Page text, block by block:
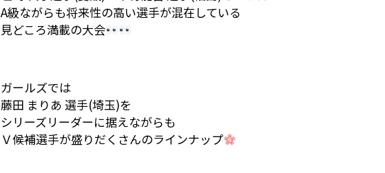
A級ながらも将来性の高い選手が混在している
見どころ満載の大会
ガールズでは
藤田 まりあ 選手(埼玉)を
シリーズリーダーに据えながらも
Ｖ候補選手が盛りだくさんのラインナップ